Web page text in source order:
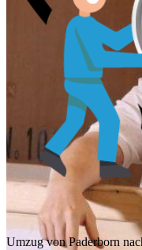
Umzug von Paderborn